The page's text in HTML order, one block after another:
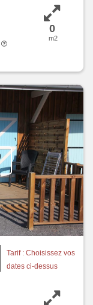
0
m2
Tarif : Choisissez vos
dates ci-dessus